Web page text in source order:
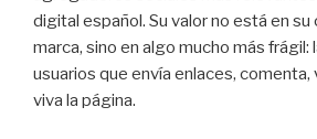
digital español. Su valor no está en su
marca, sino en algo mucho más frágil:
usuarios que envía enlaces,
viva la página.